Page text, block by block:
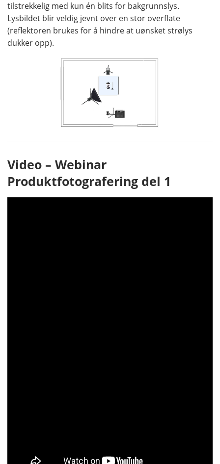
tilstrekkelig med kun én blits for bakgrunnslys.
Lysbildet blir veldig jevnt over en stor overflate
(reflektoren brukes for å hindre at uønsket strølys
dukker opp).
Video – Webinar
Produktfotografering del 1